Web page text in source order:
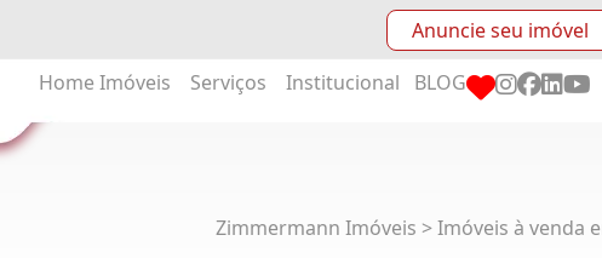
Anuncie seu imóvel
Home Imóveis Serviços Institucional BLOG
Zimmermann Imóveis > Imóveis à venda